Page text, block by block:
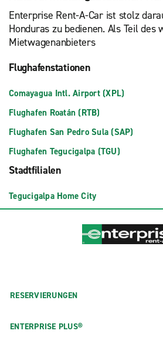
Enterprise Rent-A-Car ist stolz
Honduras zu bedienen. Als Teil
Mietwagenanbieters
Flughafenstationen
Comayagua Intl. Airport (XPL)
Flughafen Roatán (RTB)
Flughafen San Pedro Sula (SAP)
Flughafen Tegucigalpa (TGU)
Stadtfilialen
Tegucigalpa Home City
RESERVIERUNGEN
ENTERPRISE PLUS®